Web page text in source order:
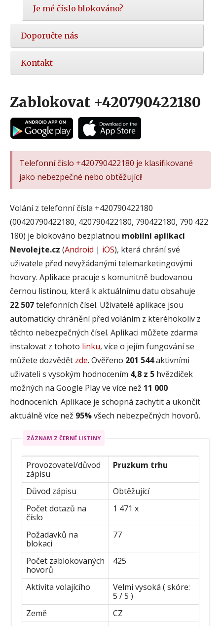
Je mé číslo blokováno?
Doporučte nás
Kontakt
Zablokovat +420790422180
Telefonní číslo +420790422180 je klasifikované
jako nebezpečné nebo obtěžující!
Volání z telefonní čísla +420790422180
(00420790422180, 420790422180, 790422180, 790 422
180) je blokováno bezplatnou mobilní aplikací
Nevolejte.cz (Android | iOS), která chrání své
uživatele před nevyžádanými telemarketingovými
hovory. Aplikace pracuje s komunitně budovanou
černou listinou, která k aktuálnímu datu obsahuje
22 507telefonních čísel. Uživatelé aplikace jsou
automaticky chránění před voláním z kteréhokoliv z
těchto nebezpečných čísel. Aplikaci můžete zdarma
instalovat z tohoto linku, více o jejím fungování se
můžete dozvědět zde. Ověřeno 201 544aktivními
uživateli s vysokým hodnocením 4,8 z 5 hvězdiček
možných na Google Play ve více než 11 000
hodnoceních. Aplikace je schopná zachytit a ukončit
aktuálně více než 95%všech nebezpečných hovorů.
ZÁZNAM Z ČERNÉ LISTINY
Provozovatel/důvod
zápisu
Pruzkum trhu
Důvod zápisu
Obtěžující
Počet dotazů na
číslo
1 471 x
Požadavků na
blokaci
77
Počet zablokovaných
hovorů
425
Aktivita volajícího
Velmi vysoká ( skóre:
5 / 5 )
Země
CZ